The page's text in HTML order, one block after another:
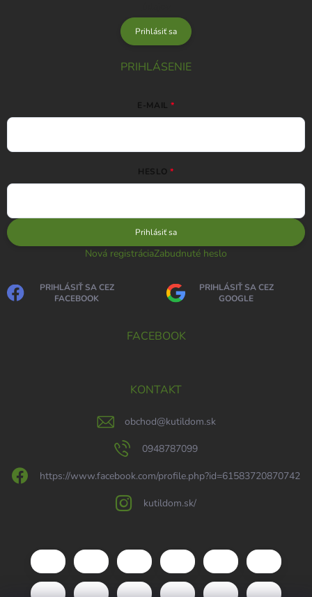
Prihlásiť sa
PRIHLÁSENIE
E-MAIL
HESLO
Prihlásiť sa
Nová registráciaZabudnuté heslo
PRIHLÁSIŤ SA CEZ
FACEBOOK
PRIHLÁSIŤ SA CEZ
GOOGLE
FACEBOOK
KONTAKT
obchod@kutildom.sk
0948787099
https://www.facebook.com/profile.php?id=61583720870742
kutildom.sk/